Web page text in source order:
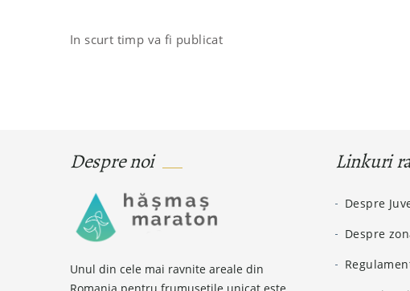
In scurt timp va fi publicat
Despre noi
Unul din cele mai ravnite areale din
Linkuri
Despre
Despre